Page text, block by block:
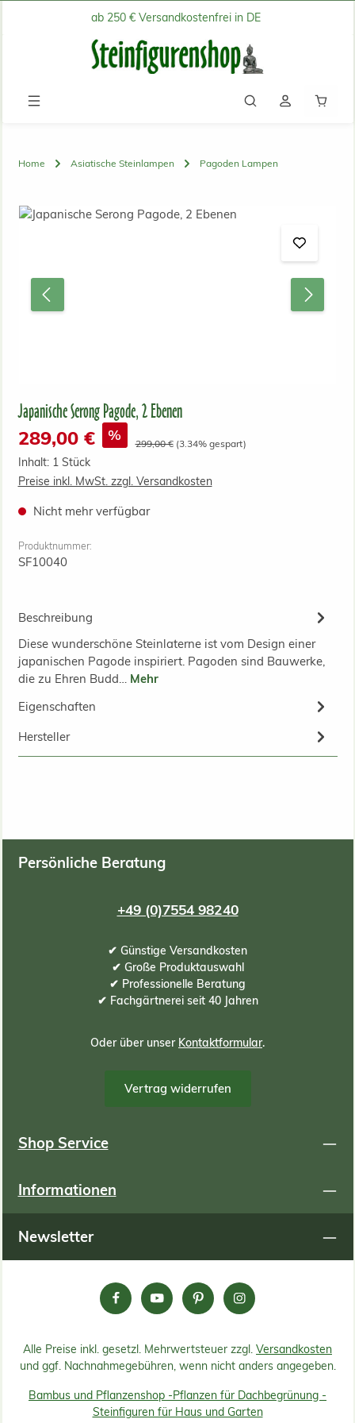
Zum Hauptinhalt springenab 250 € Versandkostenfrei in DE
Home Asiatische Steinlampen Pagoden Lampen
Bildergalerie überspringen
Japanische Serong Pagode, 2 Ebenen
Verkaufspreis:
289,00 € % Regulärer Preis:
299,00 € (3.34% gespart)
Inhalt: 1 Stück
Preise inkl. MwSt. zzgl. Versandkosten
Nicht mehr verfügbar
Produktnummer:
SF10040
Beschreibung
Diese wunderschöne Steinlaterne ist vom Design einer
japanischen Pagode inspiriert. Pagoden sind Bauwerke,
die zu Ehren Budd… Mehr
Eigenschaften
Hersteller
Persönliche Beratung
+49 (0)7554 98240
✔ Günstige Versandkosten
✔ Große Produktauswahl
✔ Professionelle Beratung
✔ Fachgärtnerei seit 40 Jahren
Oder über unser Kontaktformular.
Vertrag widerrufen
Shop Service
Informationen
Newsletter
Alle Preise inkl. gesetzl. Mehrwertsteuer zzgl. Versandkosten
und ggf. Nachnahmegebühren, wenn nicht anders angegeben.
Bambus und Pflanzenshop -Pflanzen für Dachbegrünung -
Steinfiguren für Haus und Garten